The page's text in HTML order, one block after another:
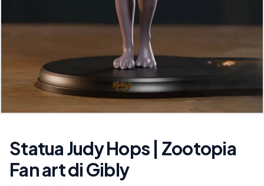
Statua Judy Hops | Zootopia
Fan art di Gibly